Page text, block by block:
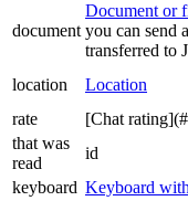
document
Document or
you can send
transferred to
location Location
rate
[Chat
that was
read
id
keyboard Keyboard